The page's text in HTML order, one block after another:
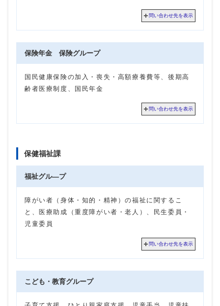
問い合わせ先を表示
保険年金 保険グループ
国民健康保険の加入・喪失・高額療養費等、後期高
齢者医療制度、国民年金
問い合わせ先を表示
保健福祉課
福祉グル―プ
障がい者（身体・知的・精神）の福祉に関するこ
と、医療助成（重度障がい者・老人）、民生委員・
児童委員
問い合わせ先を表示
こども・教育グループ